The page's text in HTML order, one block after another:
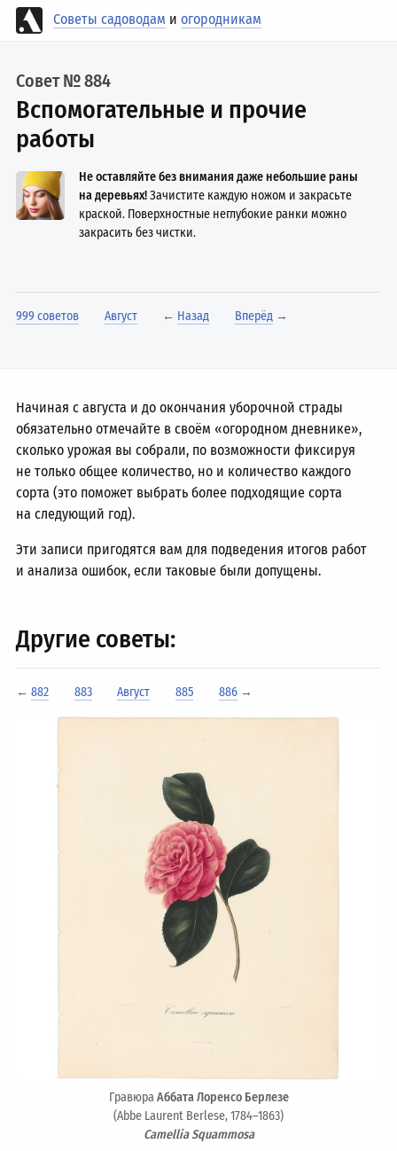
Советы садоводам иогородникам
Совет № 884
Вспомогательные и прочие
работы
Не оставляйте без внимания даже небольшие раны
на деревьях!Зачистите каждую ножом и закрасьте
краской. Поверхностные неглубокие ранки можно
закрасить без чистки.
999 советов Август ← Назад Вперёд→
Начиная с августа и до окончания уборочной страды
обязательно отмечайте в своём «огородном дневнике»,
сколько урожая вы собрали, по возможности фиксируя
не только общее количество, но и количество каждого
сорта (это поможет выбрать более подходящие сорта
на следующий год).
Эти записи пригодятся вам для подведения итогов работ
и анализа ошибок, если таковые были допущены.
Другие советы:
←882 883 Август 885 886→
ГравюраАббата Лоренсо Берлезе
(Abbe Laurent Berlese, 1784–1863)
Camellia Squammosa